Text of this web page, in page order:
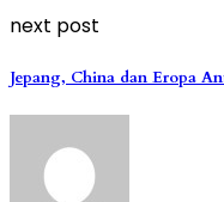
next post
Jepang, China dan Eropa